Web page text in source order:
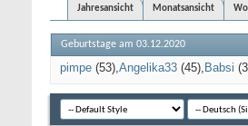
Jahresansicht
Monatsansicht
Geburtstage am 03.12.2020
pimpe (53) Angelika33 (45) Babsi